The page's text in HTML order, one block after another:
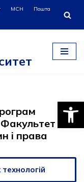
МСН
Пошта
і права